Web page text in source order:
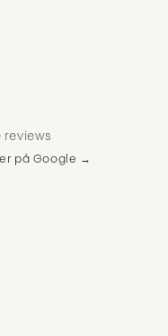
reviews
på Google →